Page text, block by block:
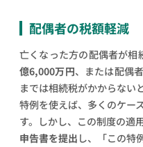
配偶者の税額軽減
亡くなった方の配偶者が相
億6,000万円、または配偶
までは相続税がかからない
特例を使えば、多くのケー
す。しかし、この制度の適
申告書を提出 し、「この特